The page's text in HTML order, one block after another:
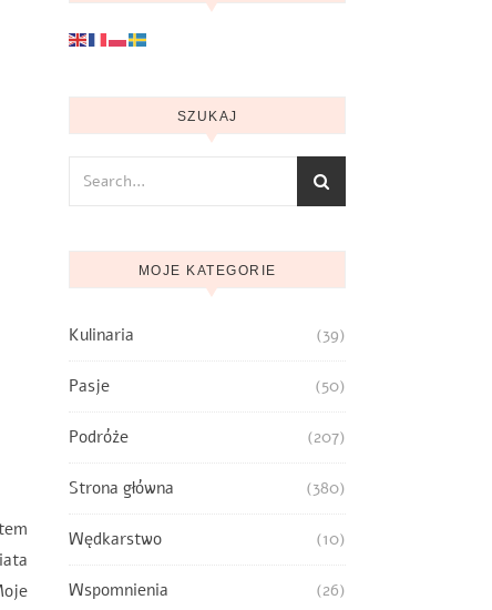
SZUKAJ
MOJE KATEGORIE
Kulinaria (39)
Pasje (50)
Podróże (207)
Strona główna (380)
Wędkarstwo (10)
Wspomnienia (26)